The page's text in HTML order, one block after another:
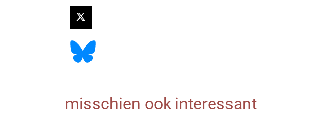
misschien ook interessant